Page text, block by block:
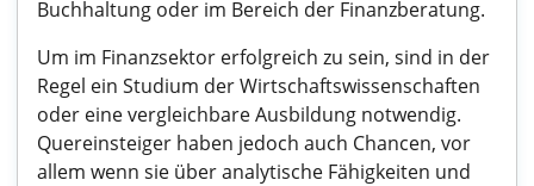
Buchhaltung oder im Bereich der Finanzberatung.
Um im Finanzsektor erfolgreich zu sein, sind in der
Regel ein Studium der Wirtschaftswissenschaften
oder eine vergleichbare Ausbildung notwendig.
Quereinsteiger haben jedoch auch Chancen, vor
allem wenn sie über analytische Fähigkeiten und